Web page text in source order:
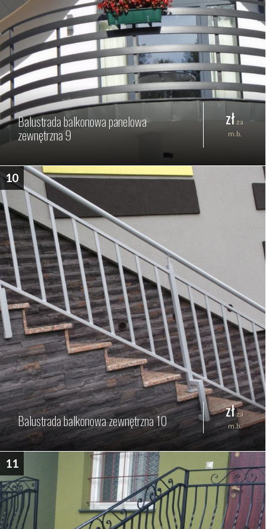
Balustrada balkonowa panelowa
zewnętrzna 9
zł za
m.b.
10
Balustrada balkonowa zewnętrzna 10 zł za
m.b.
11